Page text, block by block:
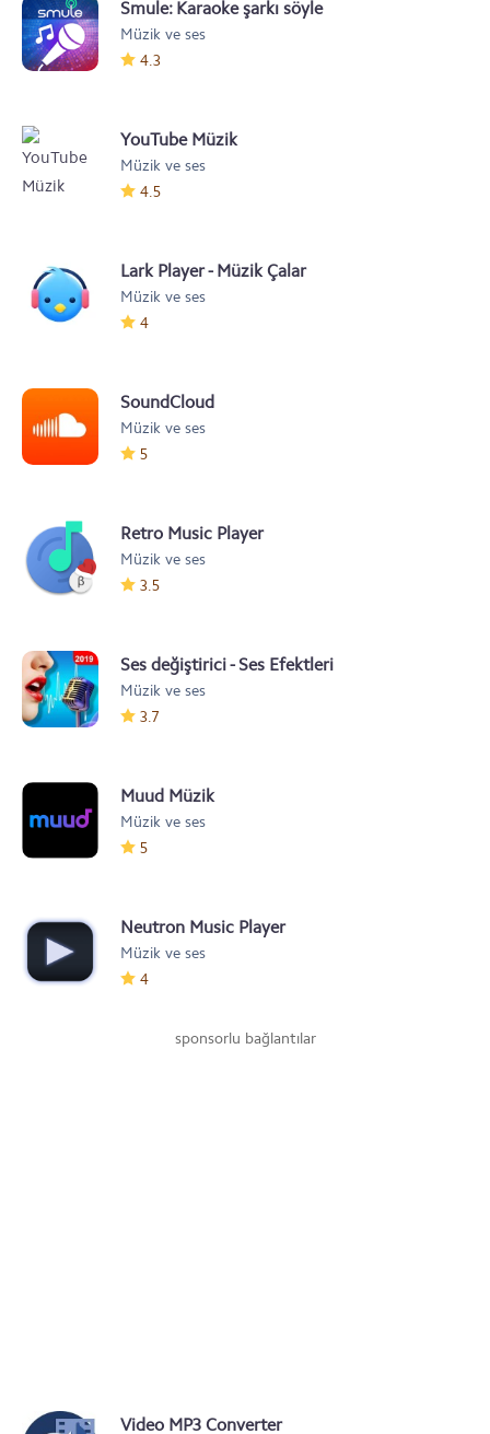
Smule: Karaoke şarkı söyle
Müzik ve ses
4.3
YouTube Müzik
Müzik ve ses
4.5
Lark Player - Müzik Çalar
Müzik ve ses
4
SoundCloud
Müzik ve ses
5
Retro Music Player
Müzik ve ses
3.5
Ses değiştirici - Ses Efektleri
Müzik ve ses
3.7
Muud Müzik
Müzik ve ses
5
Neutron Music Player
Müzik ve ses
4
sponsorlu bağlantılar
Video MP3 Converter